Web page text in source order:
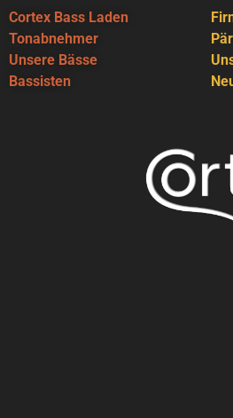
Cortex Bass Laden
Tonabnehmer
Unsere Bässe
Bassisten